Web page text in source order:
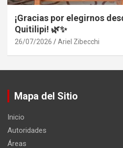
¡Gracias por elegirnos
Quitilipi! 🌿✨
26/07/2026 Ariel Zibecchi
Mapa del Sitio
Inicio
Autoridades
Áreas